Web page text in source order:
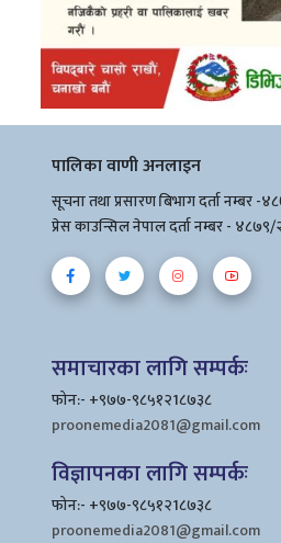
पालिका वाणी अनलाइन
सूचना तथा प्रसारण बिभाग दर्ता नम्बर
प्रेस काउन्सिल नेपाल दर्ता नम्बर -
समाचारका लागि सम्पर्कः
फोन:- +९७७-९८५१२1८७३८
proonemedia2081@gmail.com
विज्ञापनका लागि सम्पर्कः
फोन:- +९७७-९८५१२1८७३८
proonemedia2081@gmail.com